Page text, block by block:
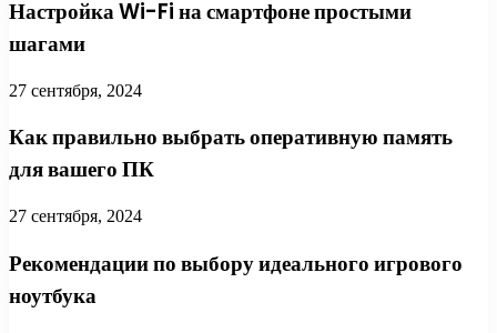
Настройка Wi-Fi на смартфоне простыми
шагами
27 сентября, 2024
Как правильно выбрать оперативную память
для вашего ПК
27 сентября, 2024
Рекомендации по выбору идеального игрового
ноутбука